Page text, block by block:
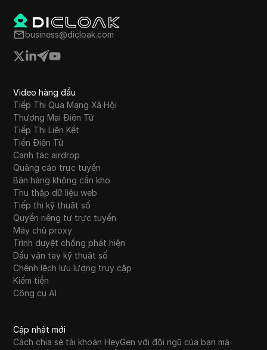
business@dicloak.com
Video hàng đầu
Tiếp Thị Qua Mạng Xã Hội
Thương Mại Điện Tử
Tiếp Thị Liên Kết
Tiền Điện Tử
Canh tác airdrop
Quảng cáo trực tuyến
Bán hàng không cần kho
Thu thập dữ liệu web
Tiếp thị kỹ thuật số
Quyền riêng tư trực tuyến
Máy chủ proxy
Trình duyệt chống phát hiện
Dấu vân tay kỹ thuật số
Chênh lệch lưu lượng truy cập
Kiếm tiền
Công cụ AI
Cập nhật mới
Cách chia sẻ tài khoản HeyGen với đội ngũ của bạn mà